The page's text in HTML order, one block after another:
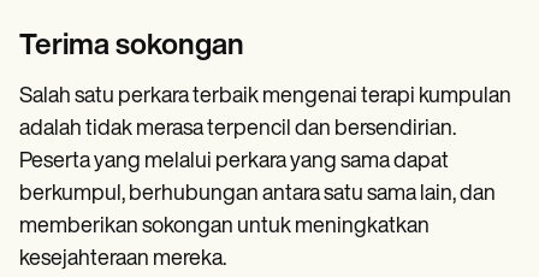
Terima sokongan
Salah satu perkara terbaik mengenai terapi kumpulan
adalah tidak merasa terpencil dan bersendirian.
Peserta yang melalui perkara yang sama dapat
berkumpul, berhubungan antara satu sama lain, dan
memberikan sokongan untuk meningkatkan
kesejahteraan mereka.